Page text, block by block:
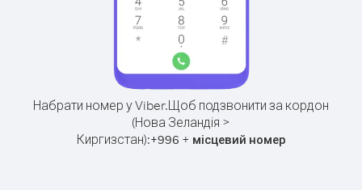
Набрати номер у Viber.Щоб подзвонити за кордон
(Нова Зеландія >
Киргизстан):+996 + місцевий номер